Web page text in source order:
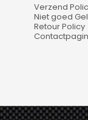
Verzend
Niet goed
Retour Policy